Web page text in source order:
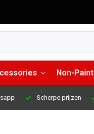
Non-Paint
Scherpe prijzen